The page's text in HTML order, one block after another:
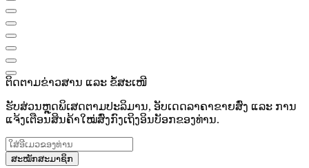
ຕິດຕາມຂ່າວສານ ແລະ ຂໍ້ສະເໜີ
ຮັບສ່ວນຫຼຸດພິເສດຕາມປະລິມານ, ອັບເດດລາຄາຂາຍສົ່ງ ແລະ ການ
ແຈ້ງເຕືອນສິນຄ້າໃໝ່ສົ່ງກົງເຖິງອິນບັອກຂອງທ່ານ.
ສະໝັກສະມາຊິກ